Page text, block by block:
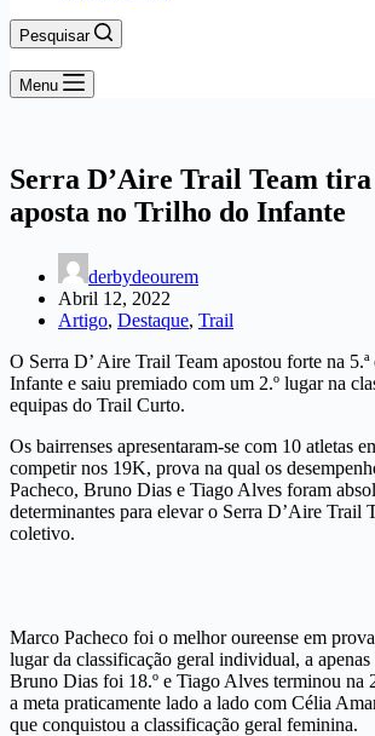
Pesquisar
Menu
Serra D’Aire Trail Team
aposta no Trilho do Infante
derbydeourem
Abril 12, 2022
Artigo, Destaque, Trail
O Serra D’ Aire Trail Team apostou forte na
Infante e saiu premiado com um 2.º lugar na
equipas do Trail Curto.
Os bairrenses apresentaram-se com 10 atletas
competir nos 19K, prova na qual os
Pacheco, Bruno Dias e Tiago Alves foram
determinantes para elevar o Serra D’Aire Trail
coletivo.
Marco Pacheco foi o melhor oureense em
lugar da classificação geral individual, a
Bruno Dias foi 18.º e Tiago Alves terminou na
a meta praticamente lado a lado com Célia
que conquistou a classificação geral feminina.